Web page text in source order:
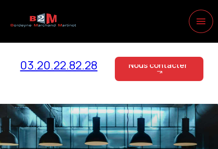
menu
03.20.22.82.28
Nous contacter
Nous contacter